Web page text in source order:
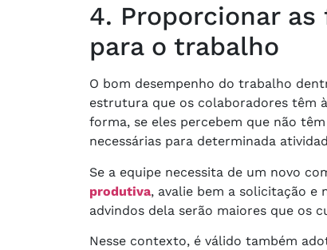
4. Proporcionar
para o trabalho
O bom desempenho do trabalho
estrutura que os colaboradores têm
forma, se eles percebem que não
necessárias para determinada
Se a equipe necessita de um novo
produtiva, avalie bem a solicitação e
advindos dela serão maiores que os
Nesse contexto, é válido também